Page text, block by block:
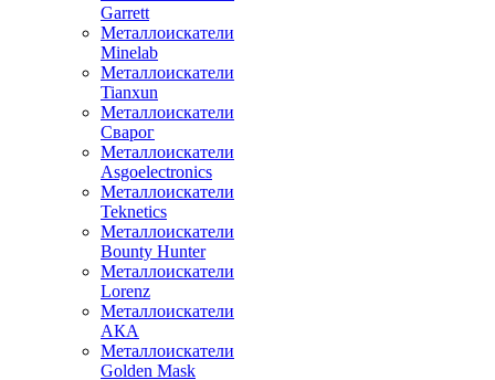
Garrett
Металлоискатели
Minelab
Металлоискатели
Tianxun
Металлоискатели
Сварог
Металлоискатели
Asgoelectronics
Металлоискатели
Teknetics
Металлоискатели
Bounty Hunter
Металлоискатели
Lorenz
Металлоискатели
АКА
Металлоискатели
Golden Mask